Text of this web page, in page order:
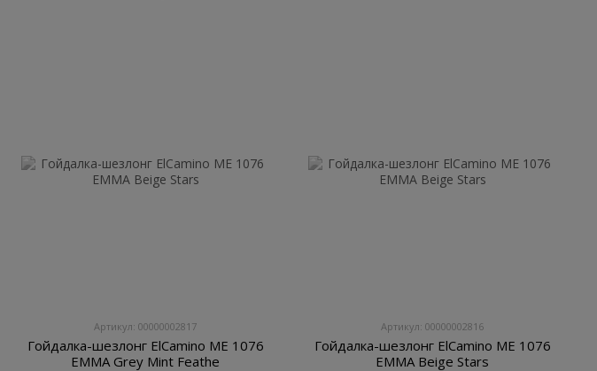
Артикул: 00000002817
Гойдалка-шезлонг ElCamino ME 1076
EMMA Grey Mint Feathe
Артикул: 00000002816
Гойдалка-шезлонг ElCamino ME 1076
EMMA Beige Stars